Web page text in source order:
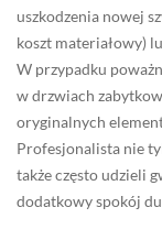
uszkodzenia nowej
koszt materiałowy)
W przypadku
w drzwiach
oryginalnych
Profesjonalista nie
także często udzieli
dodatkowy spokój